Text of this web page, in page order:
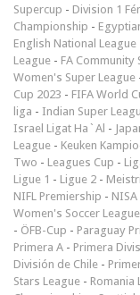
Supercup - Division 1
Championship -
English National League
League - FA Community
Women's Super League
Cup 2023 - FIFA World
liga - Indian Super
Israel Ligat Ha`Al -
League - Keuken
Two - Leagues Cup -
Ligue 1 - Ligue 2 -
NIFL Premiership - NISA
Women's Soccer League
- ÖFB-Cup - Paraguay
Primera A - Primera
División de Chile -
Stars League - Romania